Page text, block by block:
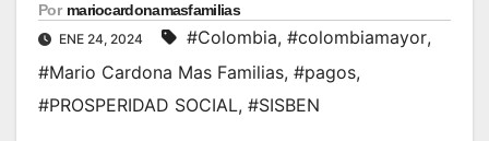
Por mariocardonamasfamilias
ENE 24, 2024 #Colombia, #colombiamayor,
#Mario Cardona Mas Familias, #pagos,
#PROSPERIDAD SOCIAL, #SISBEN